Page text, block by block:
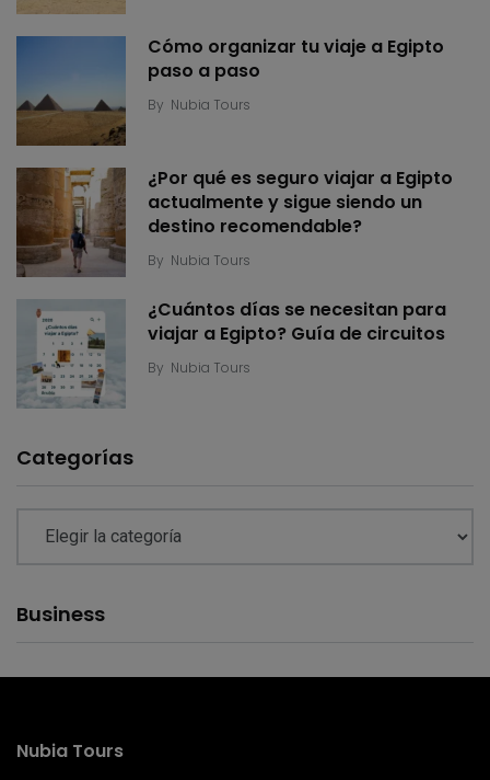
Cómo organizar tu viaje a Egipto
paso a paso
By Nubia Tours
¿Por qué es seguro viajar a Egipto
actualmente y sigue siendo un
destino recomendable?
By Nubia Tours
¿Cuántos días se necesitan para
viajar a Egipto? Guía de circuitos
By Nubia Tours
Categorías
Business
Nubia Tours